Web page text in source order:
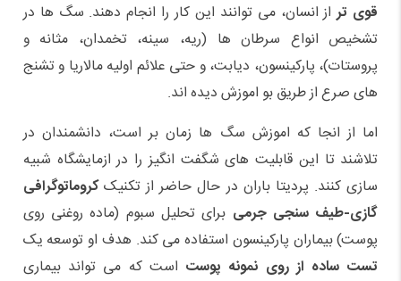
قوی تراز انسان، می توانند این کار را انجام دهند. سگ ها در
تشخیص انواع سرطان ها (ریه، سینه، تخمدان، مثانه و
پروستات)، پارکینسون، دیابت، و حتی علائم اولیه مالاریا و تشنج
های صرع از طریق بو اموزش دیده اند.
اما از انجا که اموزش سگ ها زمان بر است، دانشمندان در
تلاشند تا این قابلیت های شگفت انگیز را در ازمایشگاه شبیه
سازی کنند. پردیتا باران در حال حاضر از تکنیککروماتوگرافی
گازی-طیف سنجی جرمی برای تحلیل سبوم (ماده روغنی روی
پوست) بیماران پارکینسون استفاده می کند. هدف او توسعه یک
تست ساده از روی نمونه پوست است که می تواند بیماری